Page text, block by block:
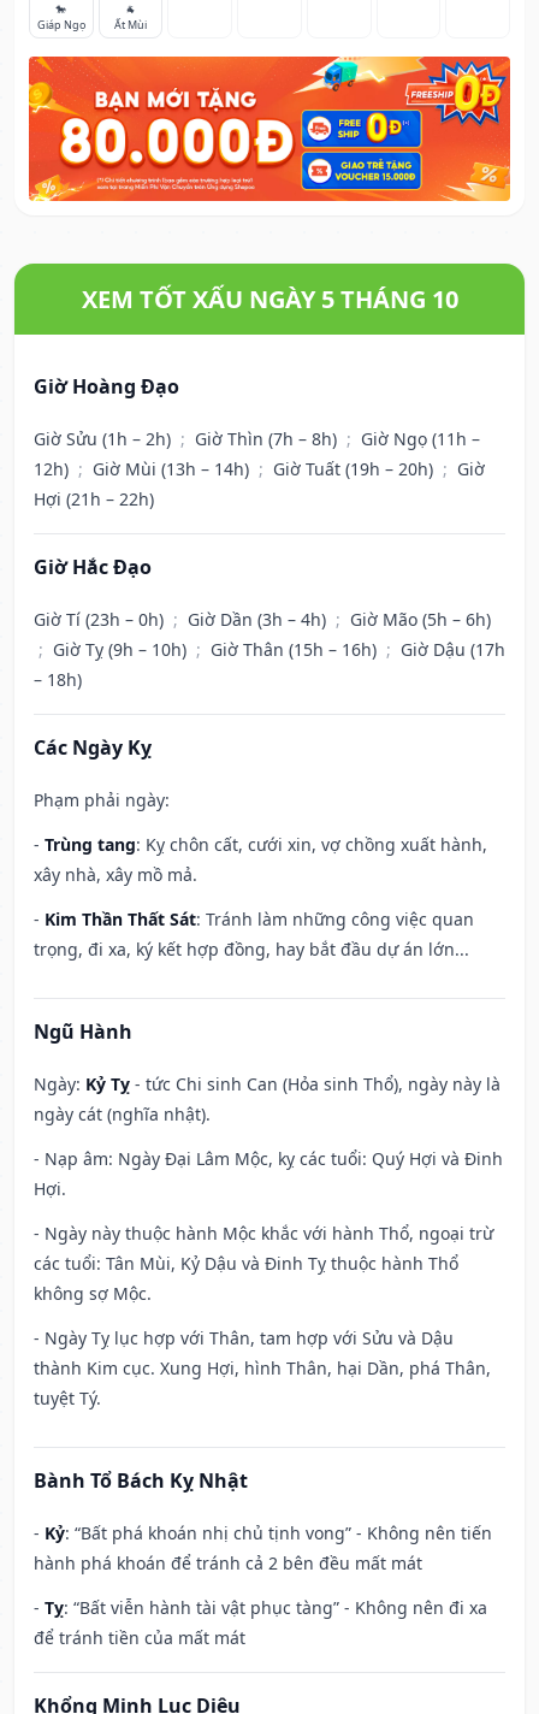
🐎
Giáp Ngọ
🐐
Ất Mùi
XEM TỐT XẤU NGÀY 5 THÁNG 10
Giờ Hoàng Đạo
Giờ Sửu (1h – 2h) ; Giờ Thìn (7h – 8h) ; Giờ Ngọ (11h –
12h) ; Giờ Mùi (13h – 14h) ; Giờ Tuất (19h – 20h) ; Giờ
Hợi (21h – 22h)
Giờ Hắc Đạo
Giờ Tí (23h – 0h) ; Giờ Dần (3h – 4h) ; Giờ Mão (5h – 6h)
; Giờ Tỵ (9h – 10h) ; Giờ Thân (15h – 16h) ; Giờ Dậu (17h
– 18h)
Các Ngày Kỵ
Phạm phải ngày:
- Trùng tang: Kỵ chôn cất, cưới xin, vợ chồng xuất hành,
xây nhà, xây mồ mả.
- Kim Thần Thất Sát: Tránh làm những công việc quan
trọng, đi xa, ký kết hợp đồng, hay bắt đầu dự án lớn...
Ngũ Hành
Ngày: Kỷ Tỵ - tức Chi sinh Can (Hỏa sinh Thổ), ngày này là
ngày cát (nghĩa nhật).
- Nạp âm: Ngày Đại Lâm Mộc, kỵ các tuổi: Quý Hợi và Đinh
Hợi.
- Ngày này thuộc hành Mộc khắc với hành Thổ, ngoại trừ
các tuổi: Tân Mùi, Kỷ Dậu và Đinh Tỵ thuộc hành Thổ
không sợ Mộc.
- Ngày Tỵ lục hợp với Thân, tam hợp với Sửu và Dậu
thành Kim cục. Xung Hợi, hình Thân, hại Dần, phá Thân,
tuyệt Tý.
Bành Tổ Bách Kỵ Nhật
- Kỷ: “Bất phá khoán nhị chủ tịnh vong” - Không nên tiến
hành phá khoán để tránh cả 2 bên đều mất mát
- Tỵ: “Bất viễn hành tài vật phục tàng” - Không nên đi xa
để tránh tiền của mất mát
Khổng Minh Lục Diệu